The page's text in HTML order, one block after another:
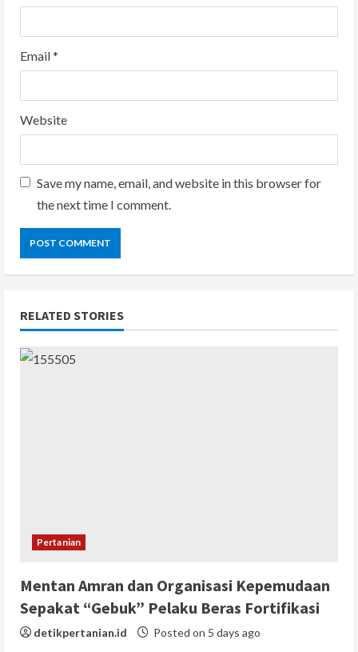
Email*
Website
Save my name, email, and website in this browser for
the next time I comment.
RELATED STORIES
Pertanian
Mentan Amran dan Organisasi Kepemudaan
Sepakat “Gebuk” Pelaku Beras Fortifikasi
detikpertanian.id Posted on 5 days ago